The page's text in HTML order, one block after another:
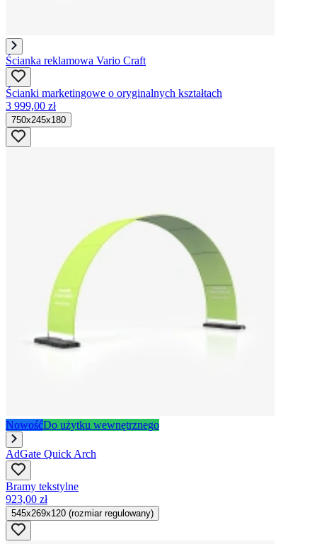
Ścianka reklamowa Vario Craft
Ścianki marketingowe o oryginalnych kształtach
3 999,00 zł
750x245x180
NowośćDo użytku wewnętrznego
AdGate Quick Arch
Bramy tekstylne
923,00 zł
545x269x120 (rozmiar regulowany)